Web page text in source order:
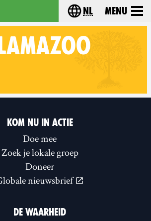
- Home Choose your
nl Menu
on
KOM NU IN ACTIE
Doe mee
Zoek je lokale groep
Doneer
nieuwsbrief
DE WAARHEID